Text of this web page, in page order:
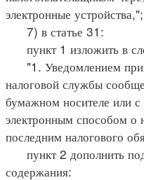
электронные устройства,";
7) в статье 31:
пункт 1 изложить в
"1. Уведомлением
налоговой службы
бумажном носителе или с
электронным способом о
последним налогового
пункт 2 дополнить
содержания: